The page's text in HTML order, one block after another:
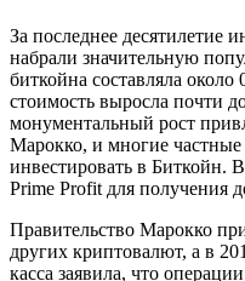
За последнее десятилетие
набрали значительную
биткойна составляла около
стоимость выросла почти
монументальный рост
Марокко, и многие
инвестировать в Биткойн.
Prime Profit для получения
Правительство Марокко
других криптовалют, а в
касса заявила, что